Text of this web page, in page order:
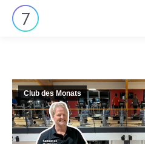
Club des Monats